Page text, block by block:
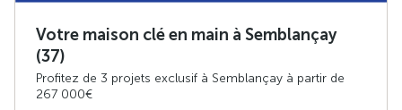
Votre maison clé en main à Semblançay
(37)
Profitez de 3 projets exclusif à Semblançay à partir de
267 000€